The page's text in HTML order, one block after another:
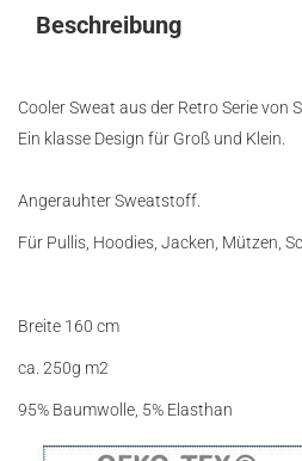
Beschreibung
Cooler Sweat aus der Retro Serie von
Ein klasse Design für Groß und Klein.
Angerauhter Sweatstoff.
Für Pullis, Hoodies, Jacken, Mützen,
Breite 160 cm
ca. 250g m2
95% Baumwolle, 5% Elasthan